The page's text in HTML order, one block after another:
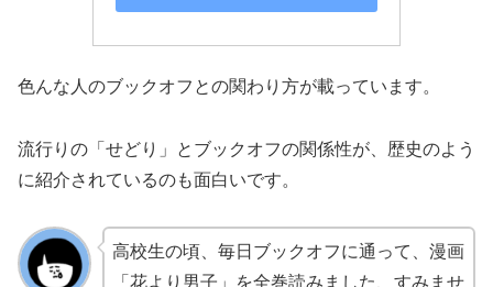
色んな人のブックオフとの関わり方が載っています。
流行りの「せどり」とブックオフの関係性が、歴史のよう
に紹介されているのも面白いです。
高校生の頃、毎日ブックオフに通って、漫画
「花より男子」を全巻読みました、すみませ